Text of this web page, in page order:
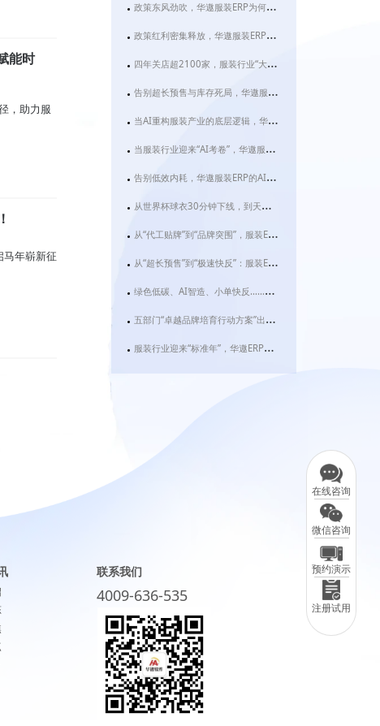
能时
，助力服
马年崭新征
政策东风劲吹，华遨服装ERP为何成为服装企业数字化转型的“必选项”？
政策红利密集释放，华遨服装ERP系统助力服装企业抢占数智化转型先机
四年关店超2100家，服装行业“大店化”转型背后：华遨服装ERP如何破解效率困局？
告别超长预售与库存死局，华遨服装ERP正让服装企业跑出智造加速度
当AI重构服装产业的底层逻辑，华遨服装ERP如何让“快反”不再只是一句口号？
当服装行业迎来“AI考卷”，华遨服装ERP用这两项功能交出满分答案
告别低效内耗，华遨服装ERP的AI助手如何让服装老板“躺赢”？
从世界杯球衣30分钟下线，到天门千亿服装产业：华遨服装ERP为何成为2026服装企业的“数字必修课”？
从“代工贴牌”到“品牌突围”，服装ERP成织造金三角的“数字粘合剂”
从“超长预售”到“极速快反”：服装ERP才是品牌破局的关键变量
绿色低碳、AI智造、小单快反……2026服装行业大变局下，为什么你的企业急需一套真正的服装ERP？
五部门“卓越品牌培育行动方案”出台，服装企业如何借华遨ERP抢占先机？
服装行业迎来“标准年”，华遨ERP用数字化快反为品质中国添砖加瓦
联系我们
4009-636-535
在线咨询
微信咨询
预约演示
注册试用